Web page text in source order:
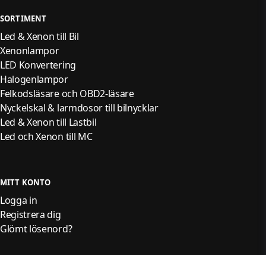
SORTIMENT
Led & Xenon till Bil
Xenonlampor
LED Konvertering
Halogenlampor
Felkodsläsare och OBD2-läsare
Nyckelskal & larmdosor till bilnycklar
Led & Xenon till Lastbil
Led och Xenon till MC
MITT KONTO
Logga in
Registrera dig
Glömt lösenord?